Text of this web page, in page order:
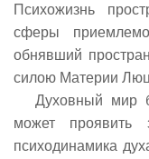
Психожизнь
сферы
обнявший
силою Материи
Духовный мир
может проявить
психодинамика